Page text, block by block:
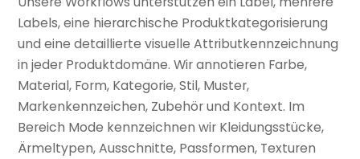
Labels, eine hierarchische Produktkategorisierung
und eine detaillierte visuelle Attributkennzeichnung
in jeder Produktdomäne. Wir annotieren Farbe,
Material, Form, Kategorie, Stil, Muster,
Markenkennzeichen, Zubehör und Kontext. Im
Bereich Mode kennzeichnen wir Kleidungsstücke,
Ärmeltypen, Ausschnitte, Passformen, Texturen